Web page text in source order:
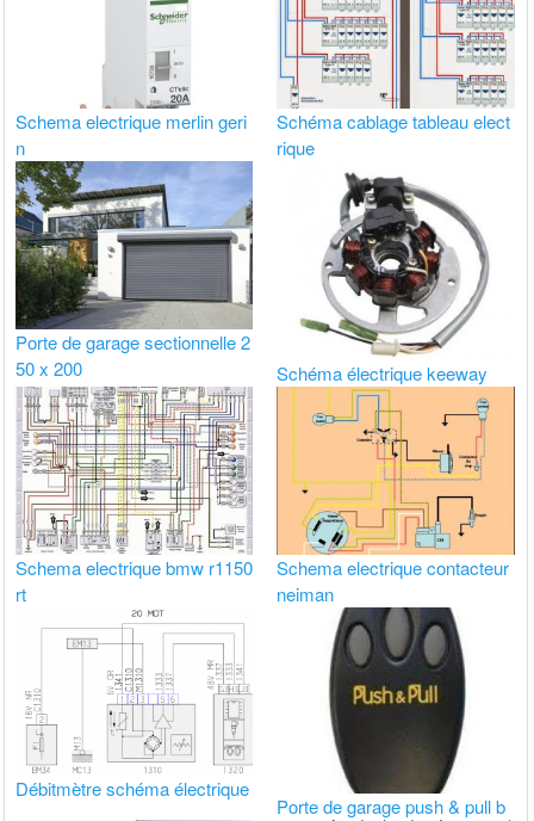
Schema electrique merlin geri
n
Schéma cablage tableau elect
rique
Porte de garage sectionnelle 2
50 x 200
Schéma électrique keeway
Schema electrique bmw r1150
rt
Schema electrique contacteur
neiman
Débitmètre schéma électrique
Porte de garage push & pull b